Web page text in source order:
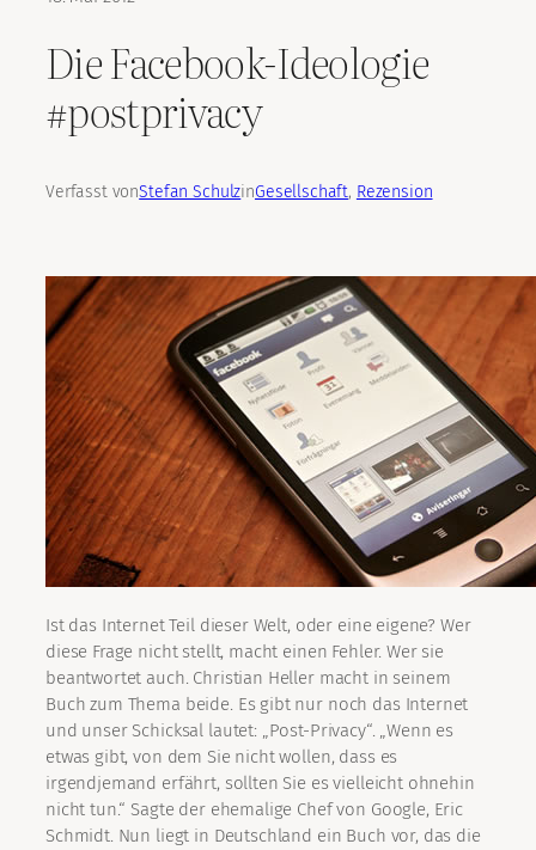
Die Facebook-Ideologie
#postprivacy
Verfasst vonStefan SchulzinGesellschaft, Rezension
Ist das Internet Teil dieser Welt, oder eine eigene? Wer
diese Frage nicht stellt, macht einen Fehler. Wer sie
beantwortet auch. Christian Heller macht in seinem
Buch zum Thema beide. Es gibt nur noch das Internet
und unser Schicksal lautet: „Post-Privacy“. „Wenn es
etwas gibt, von dem Sie nicht wollen, dass es
irgendjemand erfährt, sollten Sie es vielleicht ohnehin
nicht tun.“ Sagte der ehemalige Chef von Google, Eric
Schmidt. Nun liegt in Deutschland ein Buch vor, das die